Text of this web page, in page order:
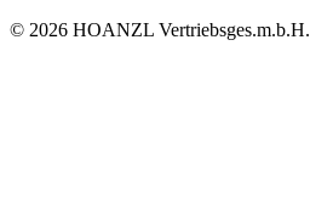
© 2026 HOANZL Vertriebsges.m.b.H.